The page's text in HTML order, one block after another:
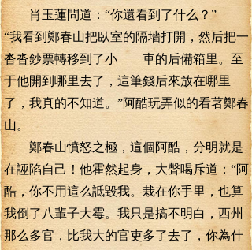
肖玉蓮問道：“你還看到了什么？”
“我看到鄭春山把臥室的隔墻打開，然后把一
沓沓鈔票轉移到了小 車的后備箱里。至
于他開到哪里去了，這筆錢后來放在哪里
了，我真的不知道。”阿酷玩弄似的看著鄭春
山。
鄭春山憤怒之極，這個阿酷，分明就是
在誣陷自己！他霍然起身，大聲喝斥道：“阿
酷，你不用這么詆毀我。栽在你手里，也算
我倒了八輩子大霉。我只是搞不明白，西州
那么多官，比我大的官吏多了去了，你為什